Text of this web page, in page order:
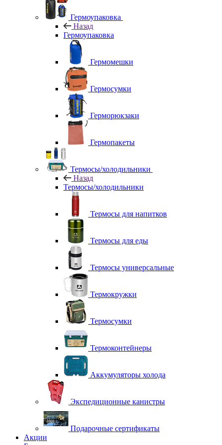
Гермоупаковка
Назад
Гермоупаковка
Гермомешки
Гермосумки
Герморюкзаки
Гермопакеты
Термосы/холодильники
Назад
Термосы/холодильники
Термосы для напитков
Термосы для еды
Термосы универсальные
Термокружки
Термосумки
Термоконтейнеры
Аккумуляторы холода
Экспедиционные канистры
Подарочные сертификаты
Акции